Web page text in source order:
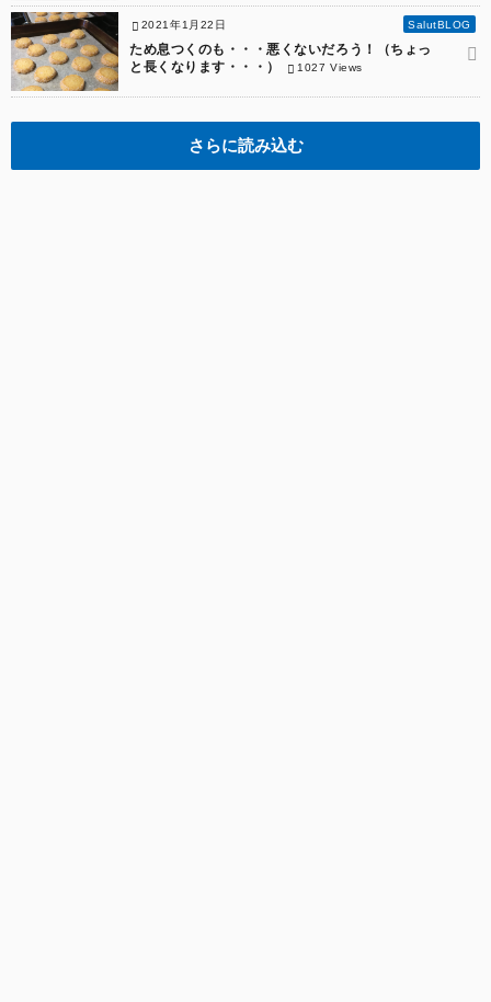
2021年1月22日 SalutBLOG
ため息つくのも・・・悪くないだろう！（ちょっ
と長くなります・・・）
1027 Views
さらに読み込む